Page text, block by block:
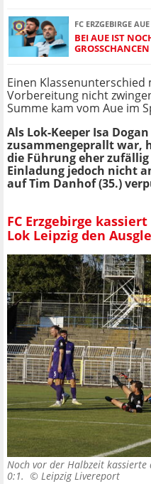
FC ERZGEBIRGE AUE
BEI AUE IST
Einen
Vorbereitung nicht
Summe kam vom Aue im
Als Lok-Keeper Isa
zusammengeprallt war,
die Führung eher
Einladung jedoch nicht
auf Tim Danhof (35.)
FC Erzgebirge
Lok Leipzig den
Noch vor der Halbzeit kassierte
0:1. © Leipzig Livereport